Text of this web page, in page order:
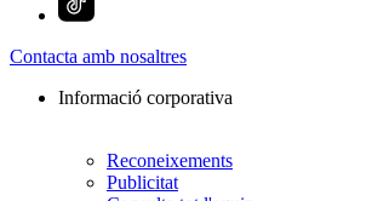
Contacta amb nosaltres
Informació corporativa
Reconeixements
Publicitat